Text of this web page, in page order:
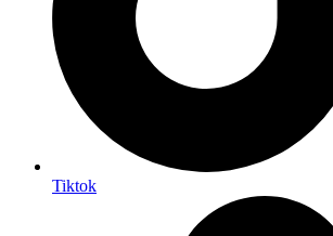
Tiktok